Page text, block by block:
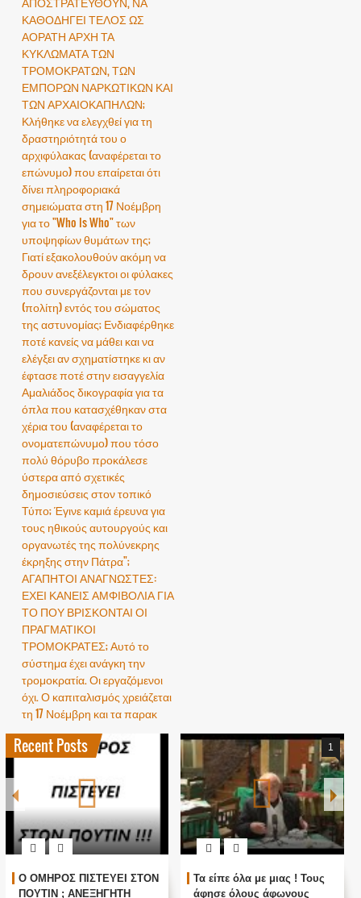
ΚΑΘΟΔΗΓΕΙ ΤΕΛΟΣ ΩΣ
ΑΟΡΑΤΗ ΑΡΧΗ ΤΑ
ΚΥΚΛΩΜΑΤΑ ΤΩΝ
ΤΡΟΜΟΚΡΑΤΩΝ, ΤΩΝ
ΕΜΠΟΡΩΝ ΝΑΡΚΩΤΙΚΩΝ ΚΑΙ
ΤΩΝ ΑΡΧΑΙΟΚΑΠΗΛΩΝ;
Κλήθηκε να ελεγχθεί για τη
δραστηριότητά του ο
αρχιφύλακας (αναφέρεται το
επώνυμο) που επαίρεται ότι
δίνει πληροφοριακά
σημειώματα στη 17 Νοέμβρη
για το "Who Is Who" των
υποψηφίων θυμάτων της;
Γιατί εξακολουθούν ακόμη να
δρουν ανεξέλεγκτοι οι φύλακες
που συνεργάζονται με τον
(πολίτη) εντός του σώματος
της αστυνομίας; Ενδιαφέρθηκε
ποτέ κανείς να μάθει και να
ελέγξει αν σχηματίστηκε κι αν
έφτασε ποτέ στην εισαγγελία
Αμαλιάδος δικογραφία για τα
όπλα που κατασχέθηκαν στα
χέρια του (αναφέρεται το
ονοματεπώνυμο) που τόσο
πολύ θόρυβο προκάλεσε
ύστερα από σχετικές
δημοσιεύσεις στον τοπικό
Τύπο; Έγινε καμιά έρευνα για
τους ηθικούς αυτουργούς και
οργανωτές της πολύνεκρης
έκρηξης στην Πάτρα";
ΑΓΑΠΗΤΟΙ ΑΝΑΓΝΩΣΤΕΣ:
ΕΧΕΙ ΚΑΝΕΙΣ ΑΜΦΙΒΟΛΙΑ ΓΙΑ
ΤΟ ΠΟΥ ΒΡΙΣΚΟΝΤΑΙ ΟΙ
ΠΡΑΓΜΑΤΙΚΟΙ
ΤΡΟΜΟΚΡΑΤΕΣ; Αυτό το
σύστημα έχει ανάγκη την
τρομοκρατία. Οι εργαζόμενοι
όχι. Ο καπιταλισμός χρειάζεται
τη 17 Νοέμβρη και τα παρακ
Recent Posts
Ο ΟΜΗΡΟΣ ΠΙΣΤΕΥΕΙ ΣΤΟΝ
ΠΟΥΤΙΝ ; ΑΝΕΞΗΓΗΤΗ
1
Τα είπε όλα με μιας ! Τους
άφησε όλους άφωνους